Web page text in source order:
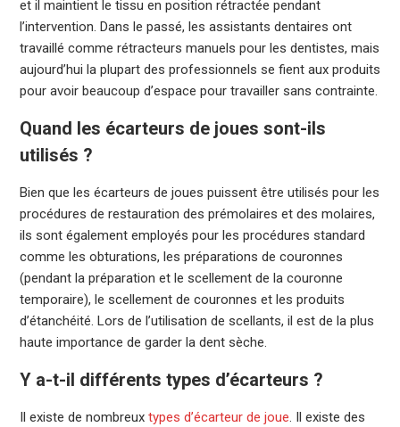
et il maintient le tissu en position rétractée pendant
l’intervention. Dans le passé, les assistants dentaires ont
travaillé comme rétracteurs manuels pour les dentistes, mais
aujourd’hui la plupart des professionnels se fient aux produits
pour avoir beaucoup d’espace pour travailler sans contrainte.
Quand les écarteurs de joues sont-ils
utilisés ?
Bien que les écarteurs de joues puissent être utilisés pour les
procédures de restauration des prémolaires et des molaires,
ils sont également employés pour les procédures standard
comme les obturations, les préparations de couronnes
(pendant la préparation et le scellement de la couronne
temporaire), le scellement de couronnes et les produits
d’étanchéité. Lors de l’utilisation de scellants, il est de la plus
haute importance de garder la dent sèche.
Y a-t-il différents types d’écarteurs ?
Il existe de nombreux types d’écarteur de joue. Il existe des